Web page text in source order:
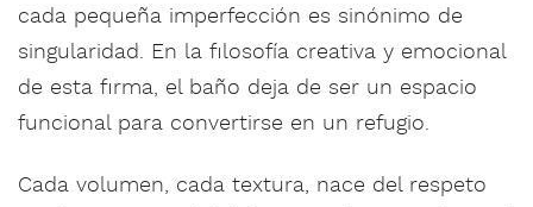
cada pequeña imperfección es sinónimo de
singularidad. En la filosofía creativa y emocional
de esta firma, el baño deja de ser un espacio
funcional para convertirse en un refugio.
Cada volumen, cada textura, nace del respeto